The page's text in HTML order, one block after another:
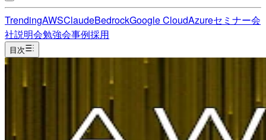
TrendingAWSClaudeBedrockGoogle CloudAzureセミナー会
社説明会勉強会事例採用
目次